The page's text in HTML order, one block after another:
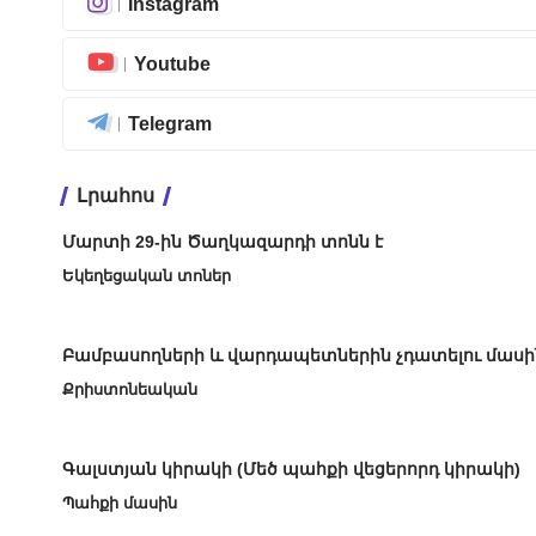
Youtube
Telegram
Լրահոս
Մարտի 29-ին Ծաղկազարդի տոնն է
Եկեղեցական տոներ
Բամբասողների և վարդապետներին չդատելու
Քրիստոնեական
Գալստյան կիրակի (Մեծ պահքի վեցերորդ կիրակի)
Պահքի մասին